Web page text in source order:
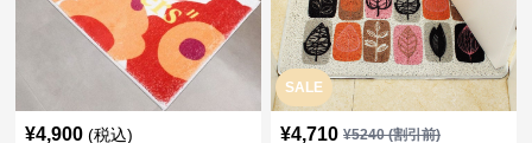
¥4,900 (税込)
SALE
¥4,710 ¥5240(割引前)